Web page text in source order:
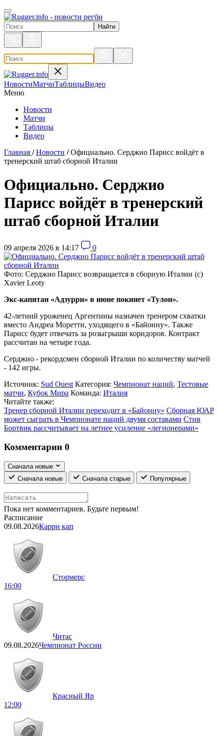
Поиск по сайту
НовостиМатчиТаблицыВидео
Меню
Новости
Матчи
Таблицы
Видео
Главная / Новости / Официально. Серджио Парисс войдёт в
тренерский штаб сборной Италии
Официально. Серджио
Парисс войдёт в тренерский
штаб сборной Италии
09 апреля 2026 в 14:17 0
Фото: Серджио Парисс возвращается в сборную Италии (с)
Xavier Leoty
Экс-капитан «Адзурри» в июне покинет «Тулон».
42-летний уроженец Аргентины назначен тренером схватки
вместо Андреа Моретти, уходящего в «Байонну». Также
Парисс будет отвечать за розыгрыши коридоров. Контракт
рассчитан на четыре года.
Серджио - рекордсмен сборной Италии по количеству матчей
- 142 игры.
Источник: Sud Ouest Категория: Чемпионат наций, Тестовые
матчи, Кубок Мира Команда: Италия
Читайте также:
Тренер сборной Италии переходит в «Байонну» Сборная ЮАР
может сыграть в Чемпионате наций двумя составами Стив
Бортвик рассчитывает на летнее усиление «легионерами»
Комментарии 0
Сначала новые
Сначала новые
Сначала старые Популярные
Пока нет комментариев. Будьте первым!
Расписание
09.08.2026Карри кап
Стормерс
16:00
Читас
09.08.2026Чемпионат России
Красный Яр
12:00